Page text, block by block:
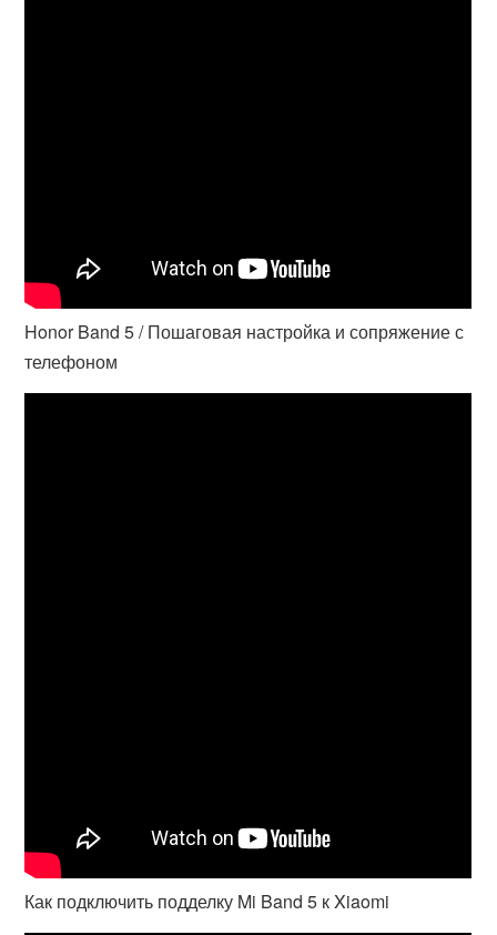
Honor Band 5 / Пошаговая настройка и сопряжение с
телефоном
Как подключить подделку Mi Band 5 к Xiaomi